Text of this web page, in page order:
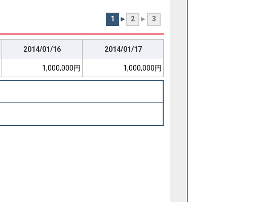
1 2 3
2014/01/16 2014/01/17
1,000,000円 1,000,000円